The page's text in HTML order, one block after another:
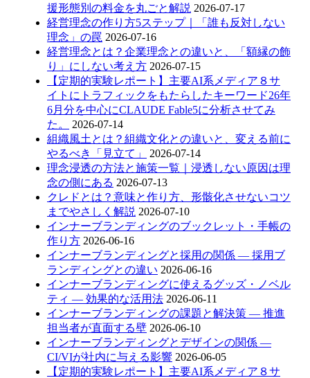
援形態別の料金を丸ごと解説 2026-07-17
経営理念の作り方5ステップ｜「誰も反対しない
理念」の罠 2026-07-16
経営理念とは？企業理念との違いと、「額縁の飾
り」にしない考え方 2026-07-15
【定期的実験レポート】主要AI系メディア８サ
イトにトラフィックをもたらしたキーワード26年
6月分を中心にCLAUDE Fable5に分析させてみ
た。
2026-07-14
組織風土とは？組織文化との違いと、変える前に
やるべき「見立て」
2026-07-14
理念浸透の方法と施策一覧｜浸透しない原因は理
念の側にある 2026-07-13
クレドとは？意味と作り方、形骸化させないコツ
までやさしく解説 2026-07-10
インナーブランディングのブックレット・手帳の
作り方 2026-06-16
インナーブランディングと採用の関係 — 採用ブ
ランディングとの違い 2026-06-16
インナーブランディングに使えるグッズ・ノベル
ティ — 効果的な活用法 2026-06-11
インナーブランディングの課題と解決策 — 推進
担当者が直面する壁 2026-06-10
インナーブランディングとデザインの関係 —
CI/VIが社内に与える影響 2026-06-05
【定期的実験レポート】主要AI系メディア８サ